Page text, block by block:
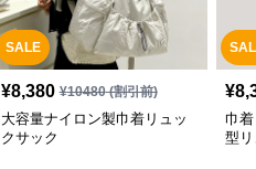
SALE
¥8,380 ¥10480(割引前)
大容量ナイロン製巾着リュッ
クサック
¥
巾
型